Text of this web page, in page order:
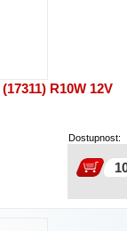
R10W 12V
Dostupnost: